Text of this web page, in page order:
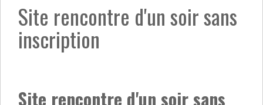
Site rencontre d'un soir sans
inscription
Site rencontre d'un soir sans